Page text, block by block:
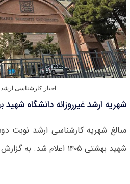
اخبار کارشناسی
شهریه ارشد غیرروزانه دانشگاه شهید
مبالغ شهریه کارشناسی ارشد نوبت
شهید بهشتی ۱۴۰۵ اعلام شد. به گزارش مسترتست، بنابر اعلام [...]